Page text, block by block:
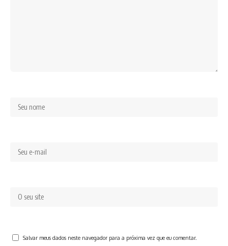
Salvar meus dados neste navegador para a próxima vez que eu comentar.